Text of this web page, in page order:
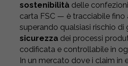
sostenibilità delle
carta FSC — è tracciabile fino
superando qualsiasi rischio di
sicurezza dei processi
codificata e controllabile in
In un mercato dove i claim in